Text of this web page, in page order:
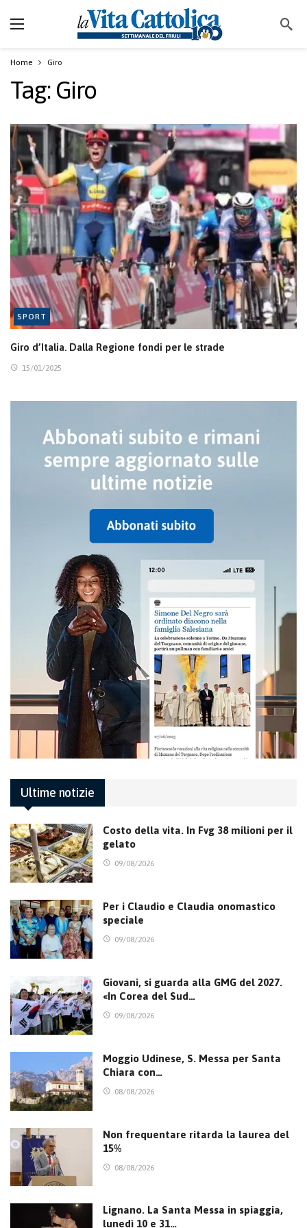
Home Giro
Tag: Giro
SPORT
Giro d’Italia. Dalla Regione fondi per le strade
15/01/2025
Ultime notizie
Costo della vita. In Fvg 38 milioni per il
gelato
09/08/2026
Per i Claudio e Claudia onomastico
speciale
09/08/2026
Giovani, si guarda alla GMG del 2027.
«In Corea del Sud…
09/08/2026
Moggio Udinese, S. Messa per Santa
Chiara con…
08/08/2026
Non frequentare ritarda la laurea del
15%
08/08/2026
Lignano. La Santa Messa in spiaggia,
lunedì 10 e 31…